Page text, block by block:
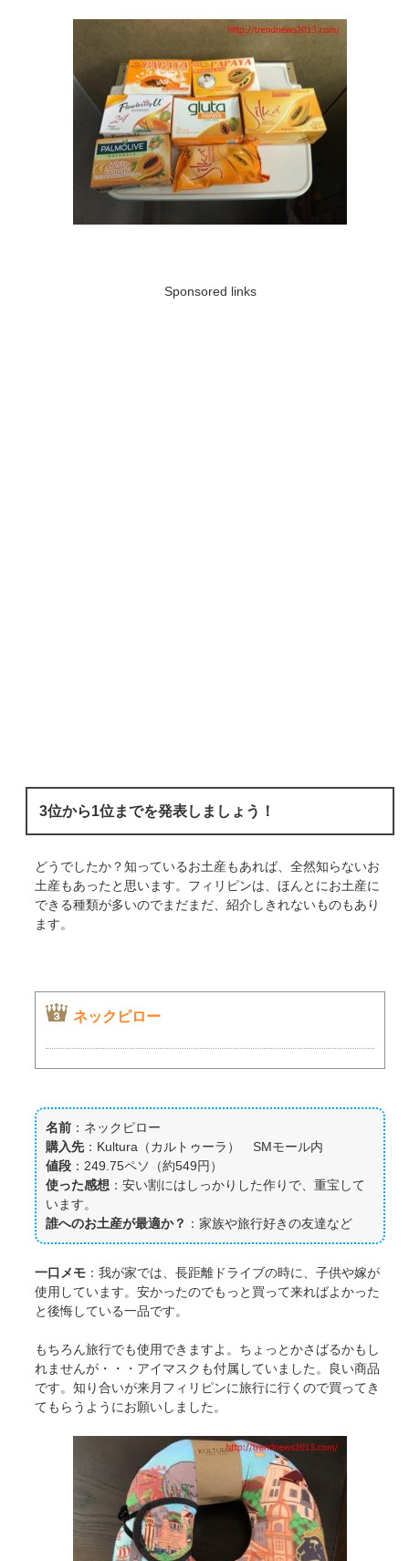
Sponsored links
3位から1位までを発表しましょう！
どうでしたか？知っているお土産もあれば、全然知らないお
土産もあったと思います。フィリピンは、ほんとにお土産に
できる種類が多いのでまだまだ、紹介しきれないものもあり
ます。
ネックピロー
名前 ：ネックピロー
購入先 ：Kultura（カルトゥーラ） SMモール内
値段 ：249.75ペソ（約549円）
使った感想 ：安い割にはしっかりした作りで、重宝して
います。
誰へのお土産が最適か？ ：家族や旅行好きの友達など
一口メモ ：我が家では、長距離ドライブの時に、子供や嫁が
使用しています。安かったのでもっと買って来ればよかった
と後悔している一品です。
もちろん旅行でも使用できますよ。ちょっとかさばるかもし
れませんが・・・アイマスクも付属していました。良い商品
です。知り合いが来月フィリピンに旅行に行くので買ってき
てもらうようにお願いしました。